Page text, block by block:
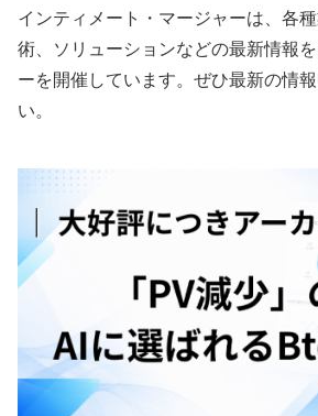
インティメート・マージャーは、各
術、ソリューションなどの最新情報
ーを開催しています。ぜひ最新の情
い。